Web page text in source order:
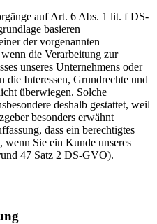
auf Art. 6 Abs. 1 lit. f DS-
basieren
der vorgenannten
die Verarbeitung zur
unseres Unternehmens oder
die Interessen, Grundrechte und
überwiegen. Solche
deshalb gestattet, weil
besonders erwähnt
dass ein berechtigtes
wenn Sie ein Kunde unseres
47 Satz 2 DS-GVO).